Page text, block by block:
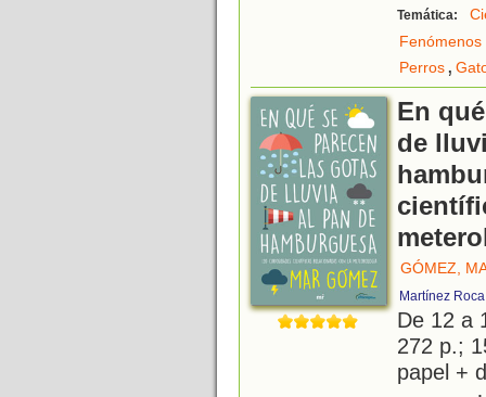
Temática:
Perros,
En
de
GÓMEZ,
Martínez Roca
De 12 a
272 p.;
papel +